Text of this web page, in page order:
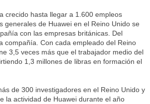
crecido hasta llegar a 1.600 empleos
de Huawei en el Reino Unido se
con las empresas británicas. Del
compañía. Con cada empleado del Reino
3,5 veces más que el trabajador medio del
1,3 millones de libras en formación el
de 300 investigadores en el Reino Unido y
la actividad de Huawei durante el año